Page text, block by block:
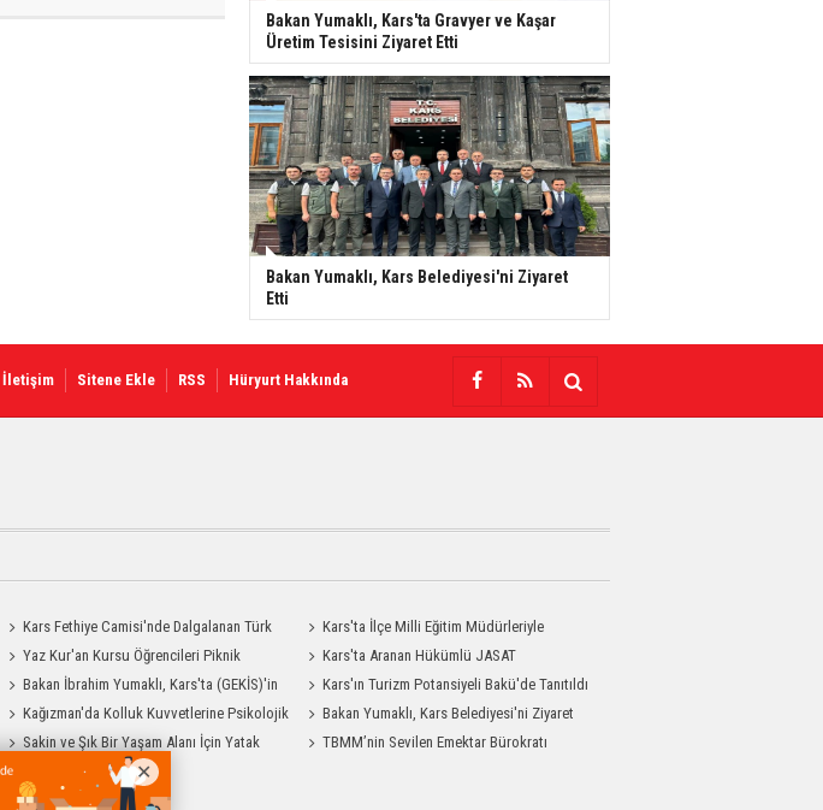
Bakan Yumaklı, Kars'ta Gravyer ve Kaşar
Üretim Tesisini Ziyaret Etti
Bakan Yumaklı, Kars Belediyesi'ni Ziyaret
Etti
İletişim Sitene Ekle RSS Hüryurt Hakkında
Kars Fethiye Camisi'nde Dalgalanan Türk
Bayrağı Görenlerin Beğenisini Topladı
Kars'ta İlçe Milli Eğitim Müdürleriyle
Değerlendirme Toplantısı
Yaz Kur'an Kursu Öğrencileri Piknik
Coşkusu Yaşadı
Kars'ta Aranan Hükümlü JASAT
Operasyonuyla Yakalandı
Bakan İbrahim Yumaklı, Kars'ta (GEKİS)'in
ilk uygulamasını başlattı
Kars'ın Turizm Potansiyeli Bakü'de Tanıtıldı
Kağızman'da Kolluk Kuvvetlerine Psikolojik
İlk Yardım Eğitimi
Bakan Yumaklı, Kars Belediyesi'ni Ziyaret
Etti
Sakin ve Şık Bir Yaşam Alanı İçin Yatak
Odası Modelleri Savenis.com’da!
TBMM’nin Sevilen Emektar Bürokratı